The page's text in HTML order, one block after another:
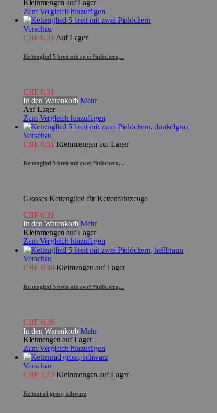
Kleinmengen auf Lager
Zum Vergleich hinzufügen
Vorschau
CHF 0.31 Auf Lager
Kettenglied 5 breit mit zwei Pinlöchern,...
CHF 0.31
In den Warenkorb Mehr
Auf Lager
Zum Vergleich hinzufügen
Vorschau
CHF 0.31 Kleinmengen auf Lager
Kettenglied 5 breit mit zwei Pinlöchern,...
Grosses Kettenglied für Kettenfahrzeuge
CHF 0.31
In den Warenkorb Mehr
Kleinmengen auf Lager
Zum Vergleich hinzufügen
Vorschau
CHF 0.36 Kleimengen auf Lager
Kettenglied 5 breit mit zwei Pinlöchern,...
CHF 0.36
In den Warenkorb Mehr
Kleimengen auf Lager
Zum Vergleich hinzufügen
Vorschau
CHF 2.73 Kleinmengen auf Lager
Kettenrad gross, schwarz